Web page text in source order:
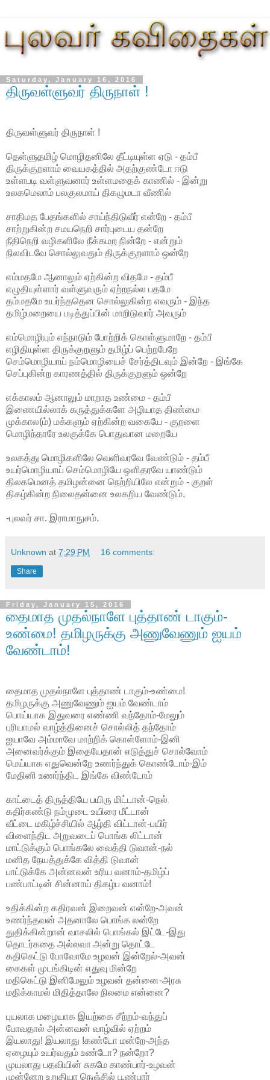
Saturday, January 16, 2016
திருவள்ளுவர் திருநாள் !
திருவள்ளுவர் திருநாள் !
தெள்ளுதமிழ் மொழிதனிலே தீட்டியுள்ள ஏடு - தம்பீ
திருக்குறளாம் வையகத்தில் அதற்குண்டோ ஈடு
உள்ளபடி வள்ளுவனார் உள்ளமதைக் காணில் - இன்று
உலகமெலாம் பலகுலமாய் திகழுமடா வீணில்
சாதிமத பேதங்களில் சாய்ந்திடுவீர் என்றே - தம்பீ
சாற்றுகின்ற சமயநெறி சார்புடைய தன்றே
நீதிநெறி வழிகளிலே நீக்கமற நின்றே - என்றும்
நிலவிடவே சொல்லுவதும் திருக்குறளாம் ஒன்றே
எம்மதமே ஆனாலும் ஏற்கின்ற விதமே - தம்பீ
எழுதியுள்ளார் வள்ளுவரும் ஏற்றநல்ல பதமே
தம்மதமே உயர்ந்ததென சொல்லுகின்ற எவரும் - இந்த
தமிழ்மறையை படித்துப்பின் மாறிடுவார் அவரும்
எம்மொழியும் எந்நாடும் போற்றிக் கொள்ளுமாறே - தம்பீ
எழிதியுள்ள திருக்குறளும் தமிழ்ப் பெற்றபேறே
செம்மொழியாய் நம்மொழியைச் சேர்த்திடவும் இன்றே - இங்கே
செப்புகின்ற காரணத்தில் திருக்குறளும் ஒன்றே
எக்காலம் ஆனாலும் மாறாத உண்மை - தம்பீ
இணையில்லாக் கருத்துக்களே அழியாத திண்மை
முக்கால(ம்) மக்களும் ஏற்கின்ற வகையே - குறளை
மொழிந்தாரே உலகுக்கே பொதுவான மறையே
உலகத்து மொழிகளிலே வெளிவரவே வேண்டும் - தம்பீ
உயர்மொழியாய் செம்மொழியே ஒளிதரவே யாண்டும்
திலகமெனத் தமிழன்னை நெற்றியிலே என்றும் - குறள்
திகழ்கின்ற நிலைதன்னை உலகறிய வேண்டும்.
-புலவர் சா. இராமாநுசம்.
Unknown at 7:29 PM 16 comments:
Share
Friday, January 15, 2016
தைமாத முதல்நாளே புத்தாண் டாகும்-
உண்மை! தமிழருக்கு அணுவேணும் ஐயம்
வேண்டாம்!
தைமாத முதல்நாளே புத்தாண் டாகும்-உண்மை!
தமிழருக்கு அணுவேணும் ஐயம் வேண்டாம்
பொய்யாக இதுவரை எண்ணி வந்தோம்-மேலும்
புரியாமல் வாழ்த்தினைச் சொல்லித் தந்தோம்
ஐயாவே அம்மாவே மாற்றிக் கொள்ளோம்-இனி
அனைவர்க்கும் இதையேதான் எடுத்துச் சொல்வோம்
மெய்யாக எதுவென்றே உணர்ந்துக் கொண்டோம்-இம்
மேதினி உணர்ந்திட இங்கே விண்டோம்
காட்டைத் திருத்தியே பயிரு மிட்டான்-நெல்
கதிர்கண்டு நம்முடை உயிரை மீட்டான்
வீட்டை மகிழ்ச்சியில் ஆழ்தி விட்டான்-பயிர்
விளைந்திட அறுவடைப் பொங்க லிட்டான்
மாட்டுக்கும் பொங்கலே வைத்தி டுவான்-நல்
மனித நேயத்துக்கே வித்தி டுவான்
பாட்டுக்கே அன்னவன் உரிய வனாம்-தமிழ்ப்
பண்பாட்டின் சின்னாய் திகழ்ப வனாம்!
உதிக்கின்ற கதிரவன் இறைவன் என்றே-அவன்
உணர்ந்தவன் அதனாலே பொங்க லன்றே
துதிக்கின்றான் வாசலில் பொங்கல் இட்டே-இது
தொடர்கதை அல்லவா அன்று தொட்டே
கதிகெட்டு போவோமே உழவன் இன்றேல்-அவன்
கைகள் முடங்கிடின் எதுவு மின்றே
மதிகெட்டு இனிமேலும் உழவன் தன்னை-அரசு
மதிக்காமல் மிதித்தாலே நிலமை என்னை?
புயலாக மழையாக இயற்கை சீற்றம்-வந்துப்
போவதால் அன்னவன் வாழ்வில் ஏற்றம்
இயலாது! இயலாது !கண்டோ மன்றே-அந்த
ஏழையும் உயர்வதும் உண்டோ? நன்றோ?
முயலாது பதவியின் சுகமே காண்பார்-உழவன்
முன்னேற உறுதியா நெஞ்சில் பூண்பார்